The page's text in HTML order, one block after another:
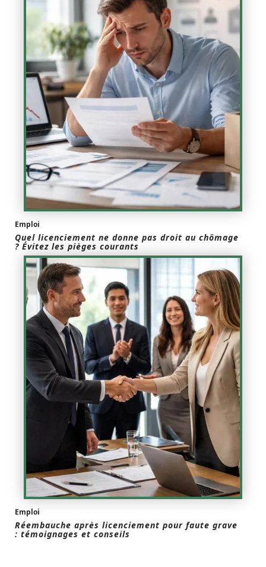
Emploi
Quel licenciement ne donne pas droit au chômage
? Évitez les pièges courants
Emploi
Réembauche après licenciement pour faute grave
: témoignages et conseils